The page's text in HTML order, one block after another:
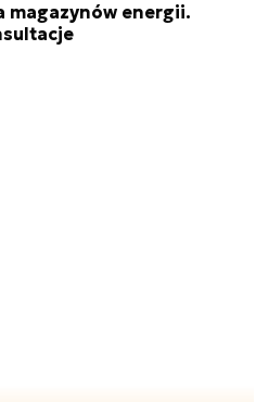
magazynów energii.